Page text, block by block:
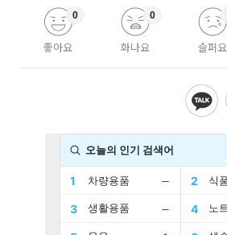
좋아요
0
화나요
0
슬퍼요